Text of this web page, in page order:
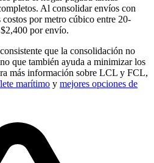
Al consolidar envíos con
por metro cúbico entre 20-
$2,400 por envío.
que la consolidación no
que también ayuda a minimizar los
más información sobre LCL y FCL,
marítimo y mejores opciones de